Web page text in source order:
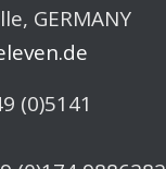
GERMANY
(0)5141